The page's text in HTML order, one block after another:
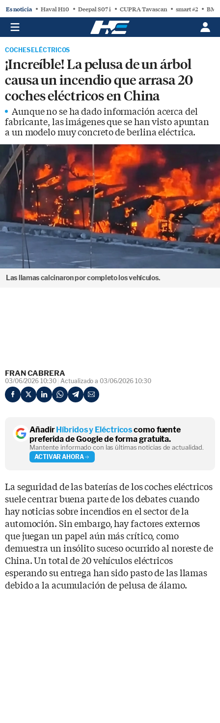
Es noticia Haval H10 Deepal S07 i CUPRA Tavascan smart #2
COCHES ELÉCTRICOS
¡Increíble! La pelusa de un árbol
causa un incendio que arrasa 20
coches eléctricos en China
Aunque no se ha dado información acerca del
fabricante, las imágenes que se han visto apuntan
a un modelo muy concreto de berlina eléctrica.
Las llamas calcinaron por completo los vehículos.
FRAN CABRERA
03/06/2026 10:30 Actualizado a 03/06/2026 10:30
AñadirHíbridos y Eléctricoscomo fuente
preferida de Google de forma gratuita.
Mantente informado con las últimas noticias de actualidad.
ACTIVAR AHORA
La seguridad de las baterías de los coches eléctricos
suele centrar buena parte de los debates cuando
hay noticias sobre incendios en el sector de la
automoción. Sin embargo, hay factores externos
que juegan un papel aún más crítico, como
demuestra un insólito suceso ocurrido al noreste de
China. Un total de 20 vehículos eléctricos
esperando su entrega han sido pasto de las llamas
debido a la acumulación de pelusa de álamo.